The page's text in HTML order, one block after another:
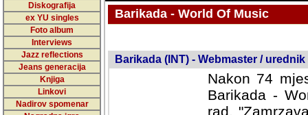
Diskografija
ex YU singles
Foto album
Interviews
Jazz reflections
Jeans generacija
Knjiga
Linkovi
Nadirov spomenar
Barikada - World Of Music
Barikada (INT) - Webmaster / urednik
Nakon 74
Barikada -
rad.